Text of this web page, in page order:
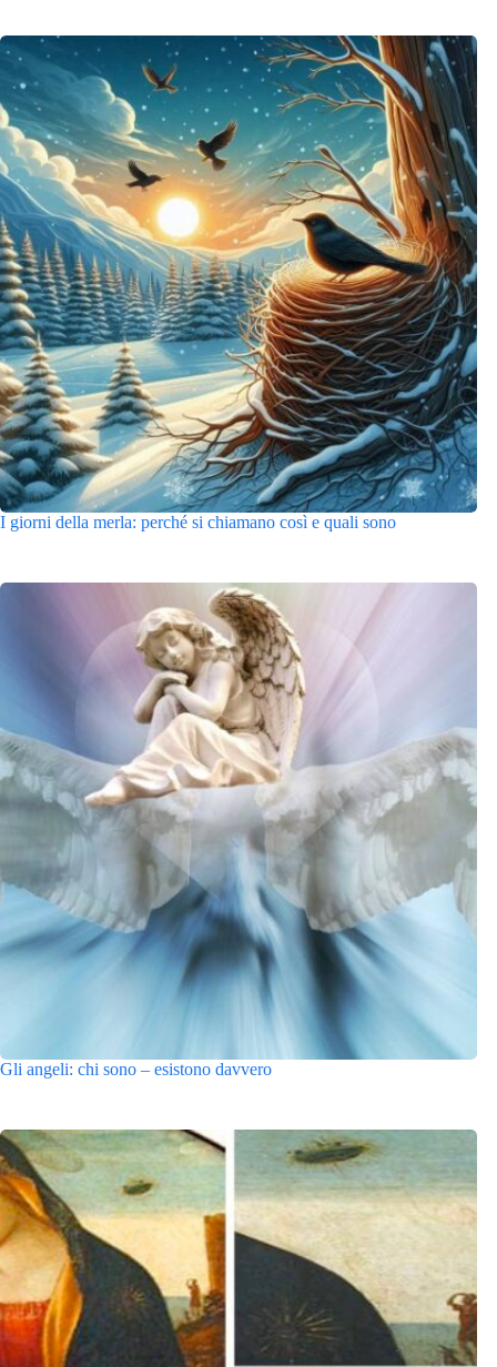
I giorni della merla: perché si chiamano così e quali sono
Gli angeli: chi sono – esistono davvero